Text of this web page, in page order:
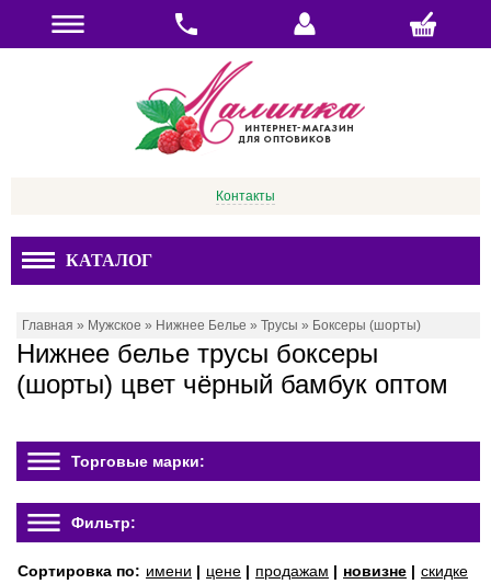
Контакты
КАТАЛОГ
Главная » Мужское » Нижнее Белье » Трусы » Боксеры (шорты)
Нижнее белье трусы боксеры
(шорты) цвет чёрный бамбук оптом
Торговые марки:
Фильтр:
Сортировка по: имени | цене | продажам | новизне | скидке